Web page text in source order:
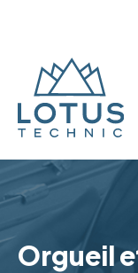
Orgueil